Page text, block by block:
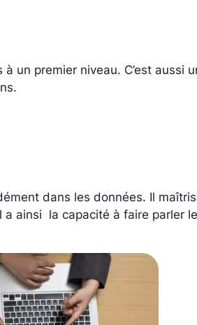
un premier niveau. C’est aussi
dans les données. Il
ainsi la capacité à faire parler